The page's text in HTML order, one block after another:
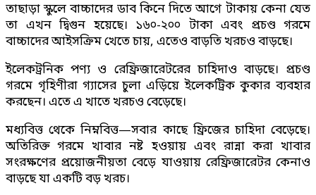
তাছাড়া স্কুলে বাচ্চাদের ডাব কিনে দিতে আগে টাকায় কেনা যেত
তা এখন দ্বিগুন হয়েছে। ১৬০-২০০ টাকা এবং প্রচণ্ড গরমে
বাচ্চাদের আইসক্রিম খেতে চায়, এতেও বাড়তি খরচও বাড়ছে।
ইলেকট্রনিক পণ্য ও রেফ্রিজারেটরের চাহিদাও বাড়ছে। প্রচণ্ড
গরমে গৃহিণীরা গ্যাসের চুলা এড়িয়ে ইলেকট্রিক কুকার ব্যবহার
করছেন। এতে এ খাতে খরচও বেড়েছে।
মধ্যবিত্ত থেকে নিম্নবিত্ত—সবার কাছে ফ্রিজের চাহিদা বেড়েছে।
অতিরিক্ত গরমে খাবার নষ্ট হওয়ায় এবং রান্না করা খাবার
সংরক্ষণের প্রয়োজনীয়তা বেড়ে যাওয়ায় রেফ্রিজারেটর কেনাও
বাড়ছে যা একটি বড় খরচ।